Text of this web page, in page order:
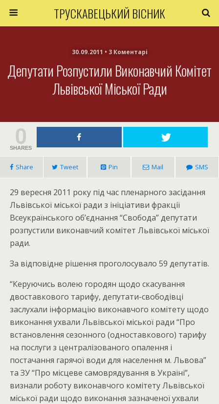
ТРУСКАВЕЦЬКИЙ ВІСНИК
30.09.2011 • 3 Коментарі
Депутати Розпустили Виконавчий Комітет
Львівської Міської Ради
0
SHARES
Share Tweet Pin Mail SMS
29 вересня 2011 року під час пленарного засідання
Львівської міської ради з ініціативи фракції
Всеукраїнського об’єднання “Свобода” депутати
розпустили виконавчий комітет Львівської міської
ради.
За відповідне рішення проголосувало 59 депутатів.
“Керуючись волею городян щодо скасування
двоставкового тарифу, депутати-свободівці
заслухали інформацію виконавчого комітету щодо
виконання ухвали Львівської міської ради “Про
встановлення сезонного (одноставкового) тарифу
на послуги з централізованого опалення і
постачання гарячої води для населення м. Львова”
та ЗУ “Про місцеве самоврядування в Україні”,
визнали роботу виконавчого комітету Львівської
міської ради щодо виконання зазначеної ухвали